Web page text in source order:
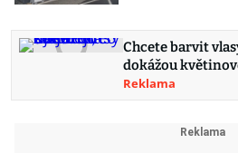
Chcete barvit
dokážou
Reklama